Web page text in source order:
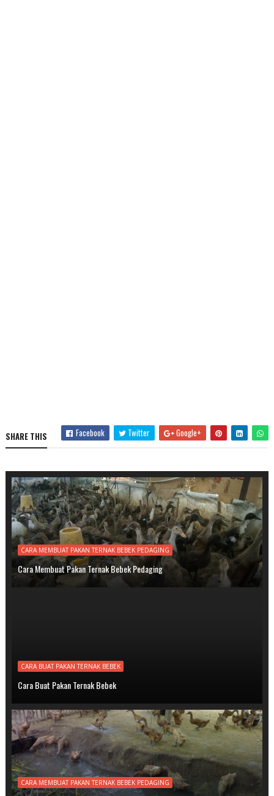
SHARE THIS Facebook Twitter Google+
CARA MEMBUAT PAKAN TERNAK BEBEK PEDAGING
Cara Membuat Pakan Ternak Bebek Pedaging
CARA BUAT PAKAN TERNAK BEBEK
Cara Buat Pakan Ternak Bebek
CARA MEMBUAT PAKAN TERNAK BEBEK PEDAGING